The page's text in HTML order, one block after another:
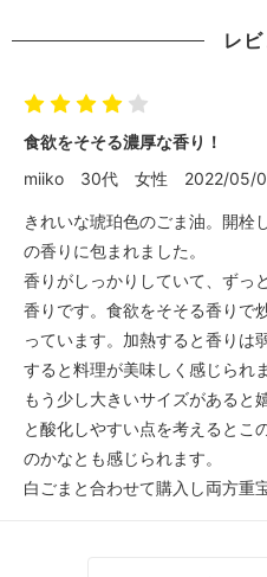
レ
食欲をそそる濃厚な香り！
miiko
30代 女性 2022/05/
きれいな琥珀色のごま油。開栓
の香りに包まれました。
香りがしっかりしていて、ずっ
香りです。食欲をそそる香りで
っています。加熱すると香りは
すると料理が美味しく感じられま
もう少し大きいサイズがあると
と酸化しやすい点を考えるとこ
のかなとも感じられます。
白ごまと合わせて購入し両方重